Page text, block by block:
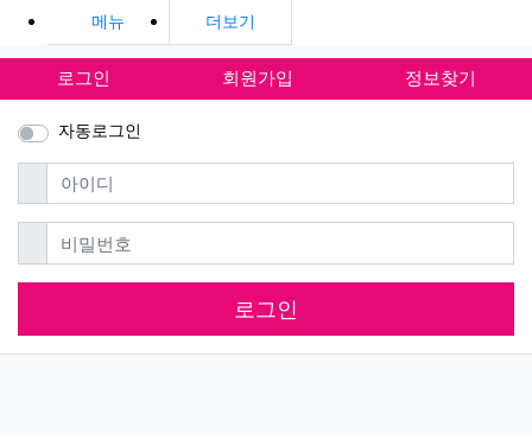
메뉴 더보기
로그인 회원가입 정보찾기
자동로그인
아이디필수
비밀번호필수
로그인